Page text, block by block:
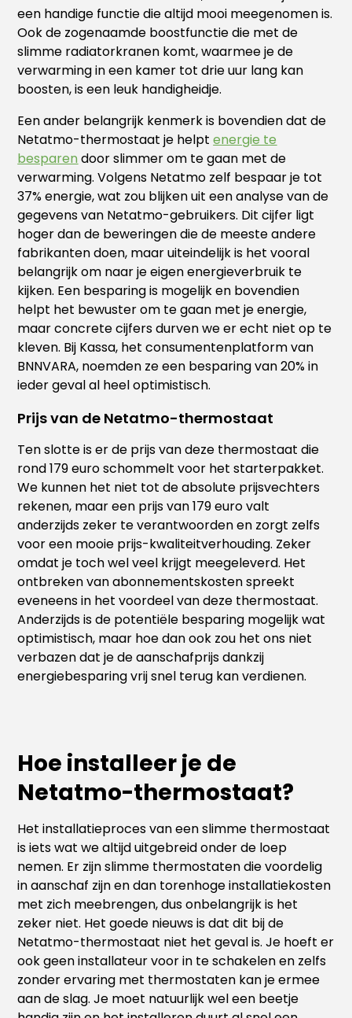
een handige functie die altijd mooi meegenomen is.
Ook de zogenaamde boostfunctie die met de
slimme radiatorkranen komt, waarmee je de
verwarming in een kamer tot drie uur lang kan
boosten, is een leuk handigheidje.
Een ander belangrijk kenmerk is bovendien dat de
Netatmo-thermostaat je helptenergie te
besparendoor slimmer om te gaan met de
verwarming. Volgens Netatmo zelf bespaar je tot
37% energie, wat zou blijken uit een analyse van de
gegevens van Netatmo-gebruikers. Dit cijfer ligt
hoger dan de beweringen die de meeste andere
fabrikanten doen, maar uiteindelijk is het vooral
belangrijk om naar je eigen energieverbruik te
kijken. Een besparing is mogelijk en bovendien
helpt het bewuster om te gaan met je energie,
maar concrete cijfers durven we er echt niet op te
kleven. Bij Kassa, het consumentenplatform van
BNNVARA, noemden ze een besparing van 20% in
ieder geval al heel optimistisch.
Prijs van de Netatmo-thermostaat
Ten slotte is er de prijs van deze thermostaat die
rond 179 euro schommelt voor het starterpakket.
We kunnen het niet tot de absolute prijsvechters
rekenen, maar een prijs van 179 euro valt
anderzijds zeker te verantwoorden en zorgt zelfs
voor een mooie prijs-kwaliteitverhouding. Zeker
omdat je toch wel veel krijgt meegeleverd. Het
ontbreken van abonnementskosten spreekt
eveneens in het voordeel van deze thermostaat.
Anderzijds is de potentiële besparing mogelijk wat
optimistisch, maar hoe dan ook zou het ons niet
verbazen dat je de aanschafprijs dankzij
energiebesparing vrij snel terug kan verdienen.
Hoe installeer je de
Netatmo-thermostaat?
Het installatieproces van een slimme thermostaat
is iets wat we altijd uitgebreid onder de loep
nemen. Er zijn slimme thermostaten die voordelig
in aanschaf zijn en dan torenhoge installatiekosten
met zich meebrengen, dus onbelangrijk is het
zeker niet. Het goede nieuws is dat dit bij de
Netatmo-thermostaat niet het geval is. Je hoeft er
ook geen installateur voor in te schakelen en zelfs
zonder ervaring met thermostaten kan je ermee
aan de slag. Je moet natuurlijk wel een beetje